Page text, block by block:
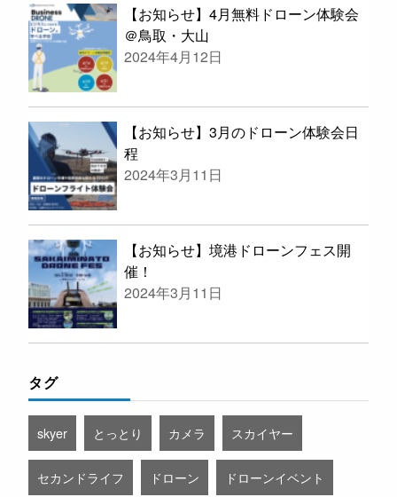
【お知らせ】4月無料ドローン体験会
＠鳥取・大山
2024年4月12日
【お知らせ】3月のドローン体験会日
程
2024年3月11日
【お知らせ】境港ドローンフェス開
催！
2024年3月11日
タグ
skyer とっとり カメラ スカイヤー
セカンドライフ ドローン ドローンイベント